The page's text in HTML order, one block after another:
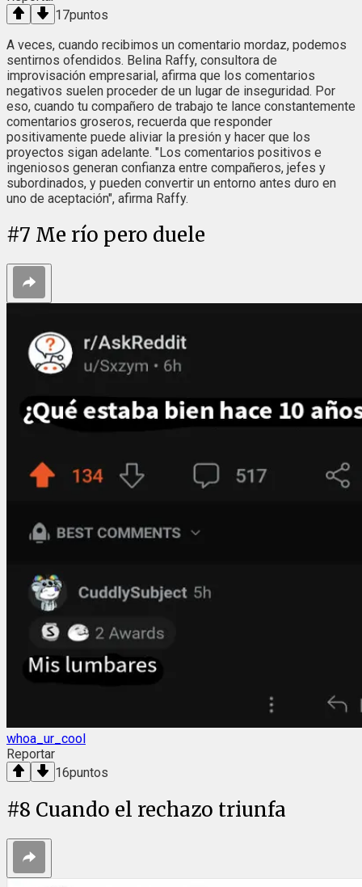
17puntos
A veces, cuando recibimos un comentario mordaz, podemos
sentirnos ofendidos. Belina Raffy, consultora de
improvisación empresarial, afirma que los comentarios
negativos suelen proceder de un lugar de inseguridad. Por
eso, cuando tu compañero de trabajo te lance constantemente
comentarios groseros, recuerda que responder
positivamente puede aliviar la presión y hacer que los
proyectos sigan adelante. "Los comentarios positivos e
ingeniosos generan confianza entre compañeros, jefes y
subordinados, y pueden convertir un entorno antes duro en
uno de aceptación", afirma Raffy.
#7 Me río pero duele
whoa_ur_cool
Reportar
16puntos
#8 Cuando el rechazo triunfa